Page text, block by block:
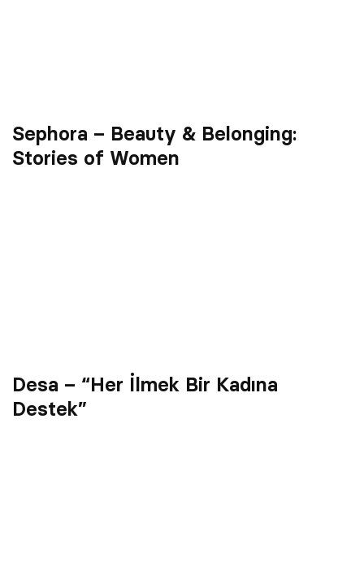
Sephora – Beauty & Belonging:
Stories of Women
Desa – “Her İlmek Bir Kadına
Destek”